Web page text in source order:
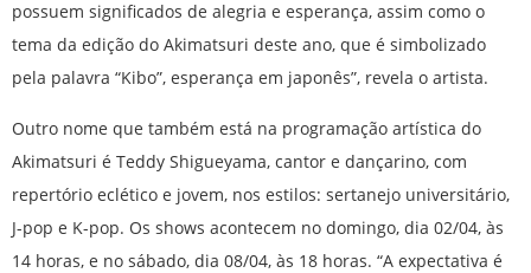
possuem significados de alegria e esperança, assim como o
tema da edição do Akimatsuri deste ano, que é simbolizado
pela palavra “Kibo”, esperança em japonês”, revela o artista.
Outro nome que também está na programação artística do
Akimatsuri é Teddy Shigueyama, cantor e dançarino, com
repertório eclético e jovem, nos estilos: sertanejo universitário,
J-pop e K-pop. Os shows acontecem no domingo, dia 02/04, às
14 horas, e no sábado, dia 08/04, às 18 horas. “A expectativa é